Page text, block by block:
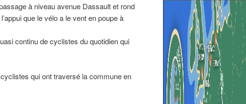
à niveau avenue Dassault et rond
que le vélo a le vent en poupe à
continu de cyclistes du quotidien qui
qui ont traversé la commune en